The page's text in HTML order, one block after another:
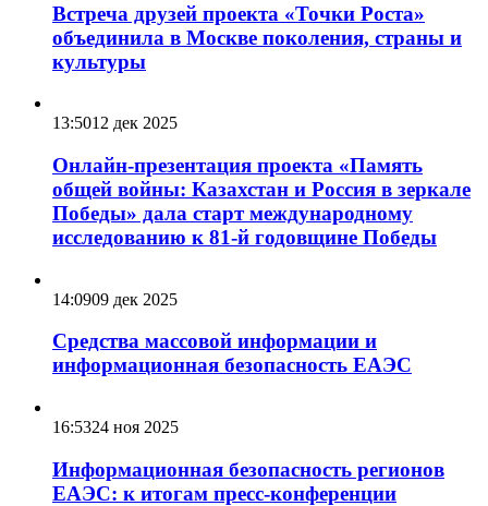
Встреча друзей проекта «Точки Роста»
объединила в Москве поколения, страны и
культуры
13:5012 дек 2025
Онлайн-презентация проекта «Память
общей войны: Казахстан и Россия в зеркале
Победы» дала старт международному
исследованию к 81-й годовщине Победы
14:0909 дек 2025
Средства массовой информации и
информационная безопасность ЕАЭС
16:5324 ноя 2025
Информационная безопасность регионов
ЕАЭС: к итогам пресс-конференции